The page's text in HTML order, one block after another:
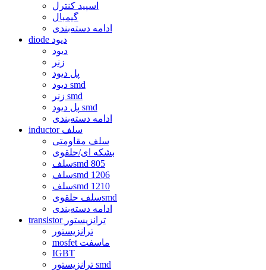
اسپید کنترل
گیمبال
ادامه دسته‌بندی
diode دیود
دیود
زنر
پل دیود
دیود smd
زنر smd
پل دیود smd
ادامه دسته‌بندی
inductor سلف
سلف مقاومتی
بشکه ای/حلقوی
سلفsmd 805
سلفsmd 1206
سلفsmd 1210
سلف حلقویsmd
ادامه دسته‌بندی
transistor ترانزیستور
ترانزیستور
mosfet ماسفت
IGBT
ترانزیستور smd